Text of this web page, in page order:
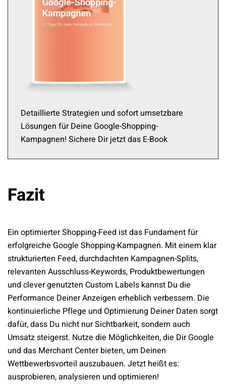
Detaillierte Strategien und sofort umsetzbare
Lösungen für Deine Google-Shopping-
Kampagnen! Sichere Dir jetzt das E-Book
Fazit
Ein optimierter Shopping-Feed ist das Fundament für
erfolgreiche Google Shopping-Kampagnen. Mit einem klar
strukturierten Feed, durchdachten Kampagnen-Splits,
relevanten Ausschluss-Keywords, Produktbewertungen
und clever genutzten Custom Labels kannst Du die
Performance Deiner Anzeigen erheblich verbessern. Die
kontinuierliche Pflege und Optimierung Deiner Daten sorgt
dafür, dass Du nicht nur Sichtbarkeit, sondern auch
Umsatz steigerst. Nutze die Möglichkeiten, die Dir Google
und das Merchant Center bieten, um Deinen
Wettbewerbsvorteil auszubauen. Jetzt heißt es:
ausprobieren, analysieren und optimieren!